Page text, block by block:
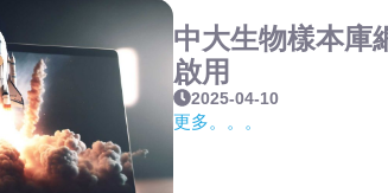
中大生物樣本庫
啟用
2025-04-10
更多。。。